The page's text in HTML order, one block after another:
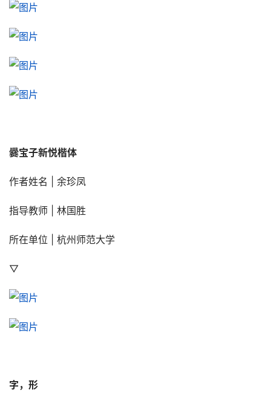
爨宝子新悦楷体
作者姓名 | 余珍凤
指导教师 | 林国胜
所在单位 | 杭州师范大学
▽
字，形